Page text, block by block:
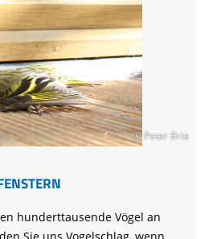
© Peter Bria
hunderttausende Vögel an